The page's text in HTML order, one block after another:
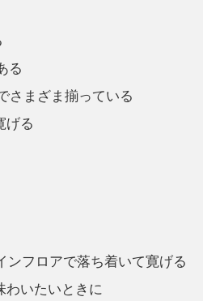
る
さまざま揃っている
げる
ンフロアで落ち着いて寛げる
わいたいときに